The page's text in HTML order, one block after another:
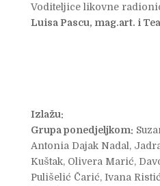
Voditeljice likovne
Luisa Pascu, mag.art. i
Izlažu:
Grupa ponedjeljkom:
Antonia Dajak Nadal,
Kuštak, Olivera Marić,
Pulišelić Čarić, Ivana